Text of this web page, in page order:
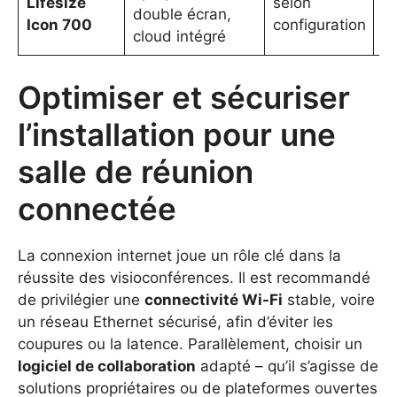
Icon 700
double écran,
cloud intégré
configuration
Optimiser et sécuriser
l’installation pour une
salle de réunion
connectée
La connexion internet joue un rôle clé dans la
réussite des visioconférences. Il est recommandé
de privilégier une connectivité Wi-Fi stable, voire
un réseau Ethernet sécurisé, afin d’éviter les
coupures ou la latence. Parallèlement, choisir un
logiciel de collaboration adapté – qu’il s’agisse de
solutions propriétaires ou de plateformes ouvertes